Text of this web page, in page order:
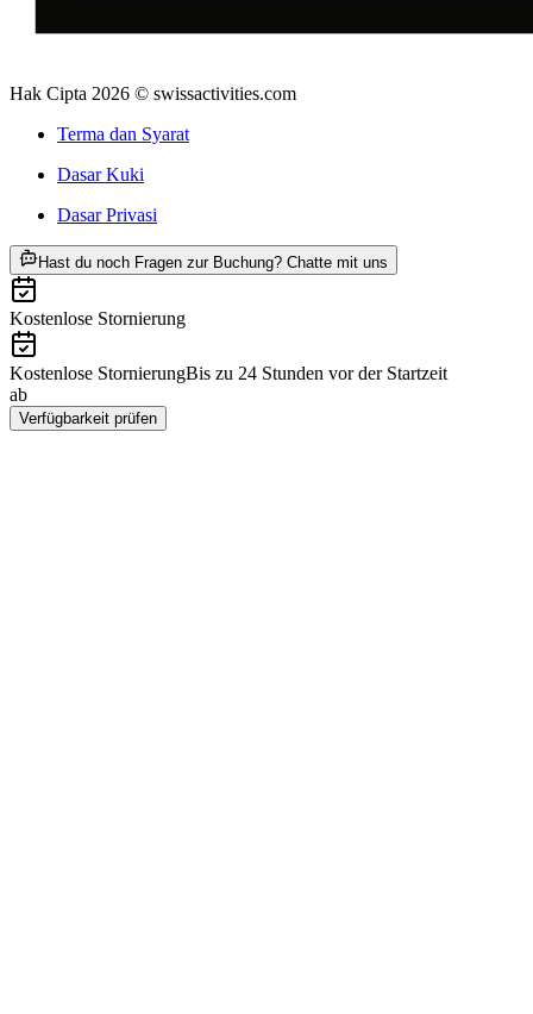
Hak Cipta 2026 © swissactivities.com
Terma dan Syarat
Dasar Kuki
Dasar Privasi
Hast du noch Fragen zur Buchung? Chatte mit uns
Kostenlose Stornierung
Kostenlose StornierungBis zu 24 Stunden vor der Startzeit
ab
Verfügbarkeit prüfen